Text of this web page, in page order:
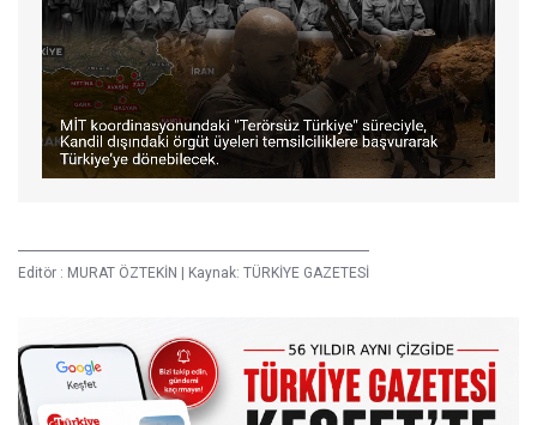
Editör : MURAT ÖZTEKİN | Kaynak: TÜRKİYE GAZETESİ